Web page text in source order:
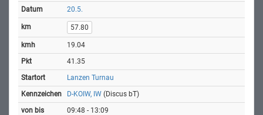
20.5.
57.80
19.04
41.35
Lanzen Turnau
D-KOIW, IW (Discus bT)
09:48 - 13:09